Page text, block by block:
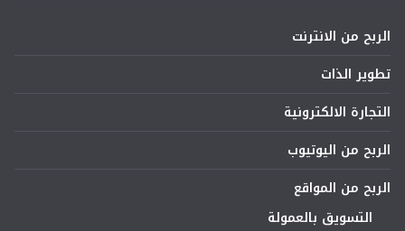
الربح من الانترنت
تطوير الذات
التجارة الالكترونية
الربح من اليوتيوب
الربح من المواقع
التسويق بالعمولة